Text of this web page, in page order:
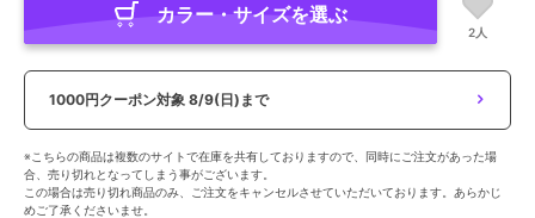
カラー・サイズを選ぶ
2人
1000円クーポン対象 8/9(日)まで
※こちらの商品は複数のサイトで在庫を共有しておりますので、同時にご注文があった場
合、売り切れとなってしまう事がございます。
この場合は売り切れ商品のみ、ご注文をキャンセルさせていただいております。あらかじ
めご了承くださいませ。